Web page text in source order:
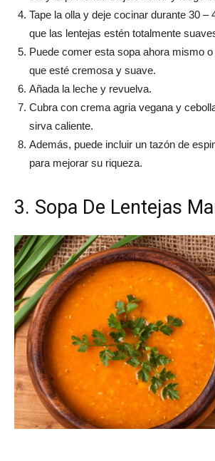
Tape la olla y deje cocinar durante 30 –
que las lentejas estén totalmente
Puede comer esta sopa ahora mismo
que esté cremosa y suave.
Añada la leche y revuelva.
Cubra con crema agria vegana y
sirva caliente.
Además, puede incluir un tazón de
para mejorar su riqueza.
3. Sopa De Lentejas